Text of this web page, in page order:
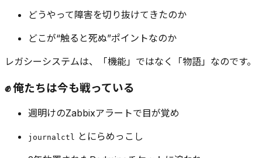
どうやって障害を切り抜けてきたのか
どこが“触ると死ぬ”ポイントなのか
レガシーシステムは、「機能」ではなく「物語」なのです。
✊ 俺たちは今も戦っている
週明けのZabbixアラートで目が覚め
journalctl とにらめっこし